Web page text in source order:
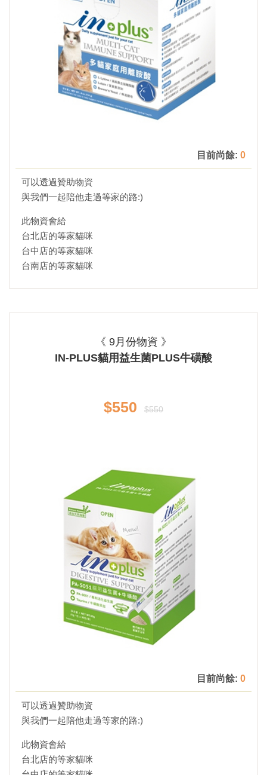
目前尚餘: 0
可以透過贊助物資
與我們一起陪他走過等家的路:)
此物資會給
台北店的等家貓咪
台中店的等家貓咪
台南店的等家貓咪
《 9月份物資 》
IN-PLUS貓用益生菌PLUS牛磺酸
$550 $550
目前尚餘: 0
可以透過贊助物資
與我們一起陪他走過等家的路:)
此物資會給
台北店的等家貓咪